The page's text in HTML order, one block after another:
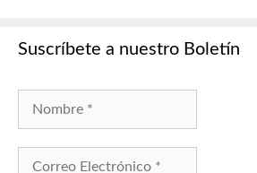
Suscríbete a nuestro Boletín